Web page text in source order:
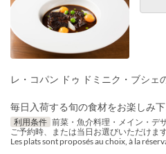
レ・コパン ドゥ ドミニク・ブシェ
毎日入荷する旬の食材をお楽しみ下
利用条件 前菜・魚介料理・メイン・デ
ご予約時、または当日お選びいただけます
Les plats sont proposés au choix, à la